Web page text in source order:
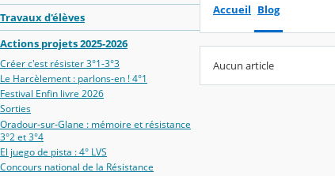
Travaux d'élèves
Actions projets 2025-2026
Créer c'est résister 3°1-3°3
Le Harcèlement : parlons-en ! 4°1
Festival Enfin livre 2026
Sorties
Oradour‑sur‑Glane : mémoire et résistance
3°2 et 3°4
El juego de pista : 4° LVS
Concours national de la Résistance
Accueil Blog
Aucun article